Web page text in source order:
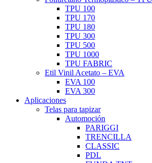
TPU 100
TPU 170
TPU 180
TPU 300
TPU 500
TPU 1000
TPU FABRIC
Etil Vinil Acetato – EVA
EVA 100
EVA 300
Aplicaciones
Telas para tapizar
Automoción
PARIGGI
TRENCILLA
CLASSIC
PDL